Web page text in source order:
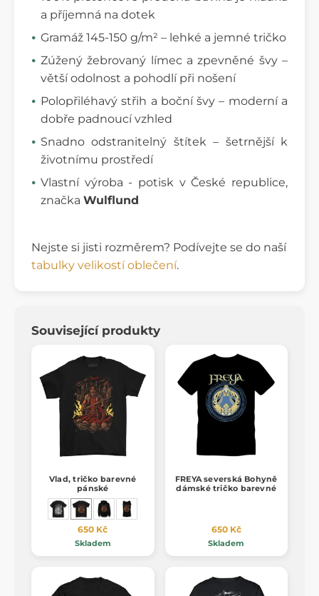
a příjemná na dotek
Gramáž 145-150 g/m² – lehké a jemné tričko
Zúžený žebrovaný límec a zpevněné švy –
větší odolnost a pohodlí při nošení
Polopřiléhavý střih a boční švy – moderní a
dobře padnoucí vzhled
Snadno odstranitelný štítek – šetrnější k
životnímu prostředí
Vlastní výroba - potisk v České republice,
značka Wulflund
Nejste si jisti rozměrem? Podívejte se do naší
tabulky velikostí oblečení.
Související produkty
Vlad, tričko barevné
pánské
650 Kč
Skladem
FREYA severská Bohyně
dámské tričko barevné
650 Kč
Skladem